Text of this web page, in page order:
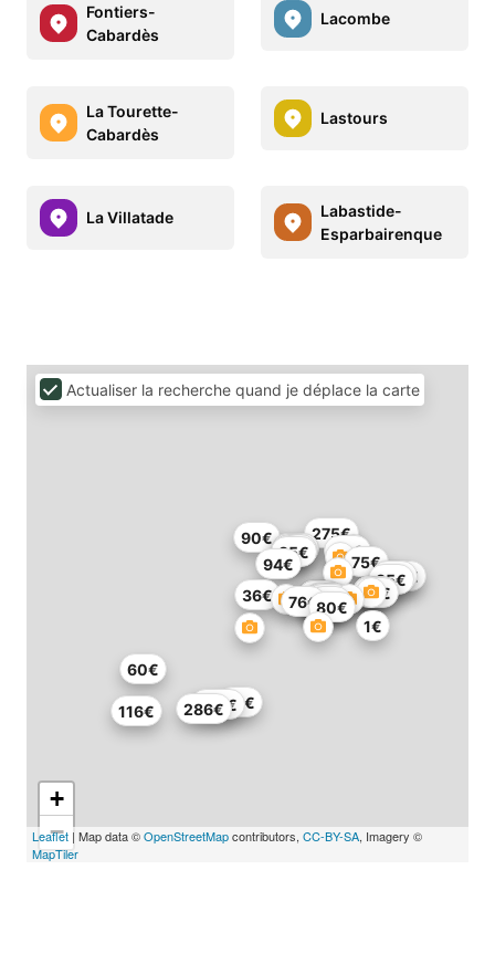
Fontiers-
Cabardès
Lacombe
La Tourette-
Cabardès
Lastours
La Villatade
Labastide-
Esparbairenque
103€
90€
81€
275€
75€
63€
76€
80€
81€ 64€
85€
85€
40€
94€
84€
60€
72€
31€
1€
76€
36€ 62€
67€
65€
76€
60€
150€
286€
116€ 48€
+
−
Leaflet | Map data ©OpenStreetMapcontributors, CC-BY-SA, Imagery ©
MapTiler
Actualiser la recherche quand je déplace la carte